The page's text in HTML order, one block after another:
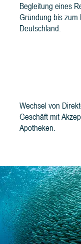
Begleitung eines
Gründung bis
Deutschland.
Wechsel von
Geschäft mit
Apotheken.